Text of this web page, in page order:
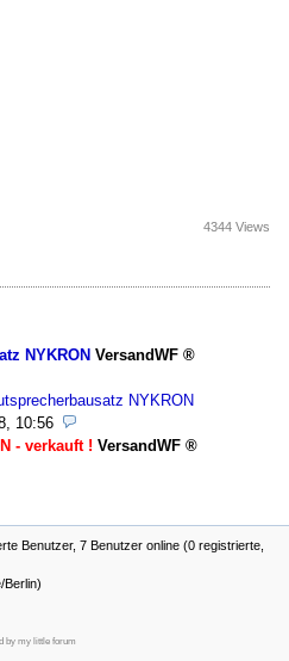
4344 Views
NYKRON VersandWF
NYKRON
10:56
- verkauft ! VersandWF
Benutzer, 7 Benutzer online (0 registrierte,
Berlin)
by my little forum